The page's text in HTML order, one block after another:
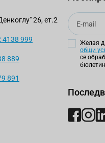
26, ет.2
4138 999
889
891
Email
Желая
общи
се